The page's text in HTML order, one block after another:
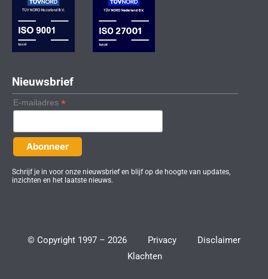
n
-
i
n
r
a
m
Nieuwsbrief
E-mailadres *
Schrijf je in voor onze nieuwsbrief en blijf op de hoogte van updates,
inzichten en het laatste nieuws.
© Copyright 1997 – 2026 Privacy
Disclaimer
Klachten